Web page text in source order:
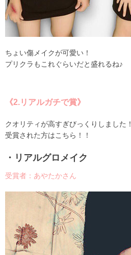
ちょい傷メイクが可愛い！
プリクラもこれぐらいだと盛れるね♪
《2.リアルガチで賞》
クオリティが高すぎびっくりしました！
受賞された方はこちら！！
・リアルグロメイク
受賞者：あやたかさん